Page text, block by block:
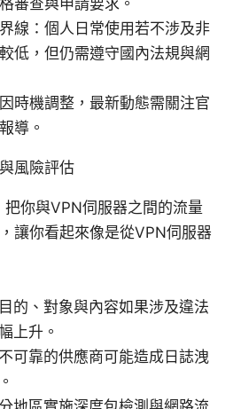
線：個人日常使用若不涉及非
低，但仍需遵守國內法規與網
時機調整，最新動態需關注官
導。
風險評估
你與VPN伺服器之間的流量
讓你看起來像是從VPN伺服器
的、對象與內容如果涉及違法
上升。
可靠的供應商可能造成日誌洩